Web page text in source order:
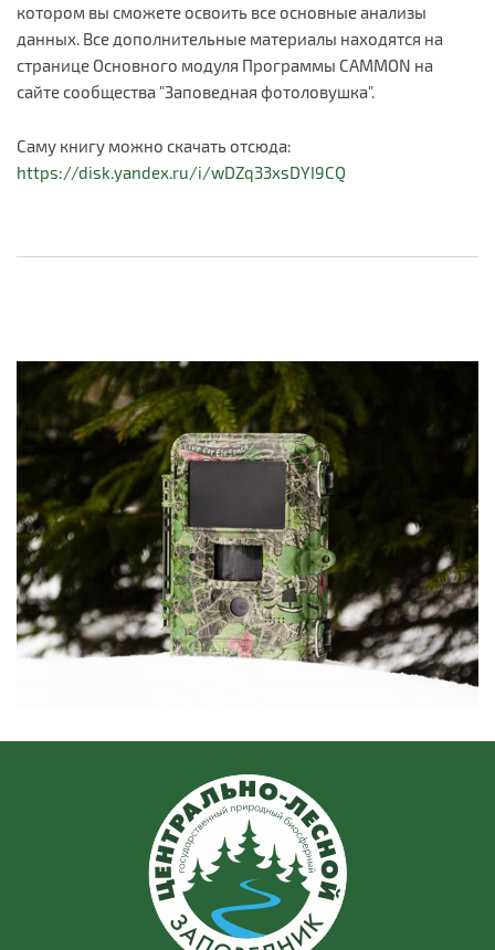
котором вы сможете освоить все основные анализы
данных. Все дополнительные материалы находятся на
странице Основного модуля Программы CAMMON на
сайте сообщества "Заповедная фотоловушка".
Саму книгу можно скачать отсюда:
https://disk.yandex.ru/i/wDZq33xsDYI9CQ